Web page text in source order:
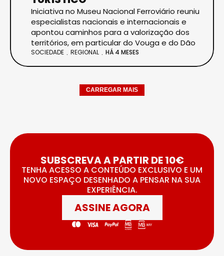
Iniciativa no Museu Nacional Ferroviário reuniu
especialistas nacionais e internacionais e
apontou caminhos para a valorização dos
territórios, em particular do Vouga e do Dão
SOCIEDADE REGIONAL HÁ 4 MESES
CARREGAR MAIS
SUBSCREVA A PARTIR DE 10€
TENHA ACESSO A CONTEÚDO EXCLUSIVO E UM
NOVO ESPAÇO DESENHADO A PENSAR NA SUA
EXPERIÊNCIA.
ASSINE AGORA